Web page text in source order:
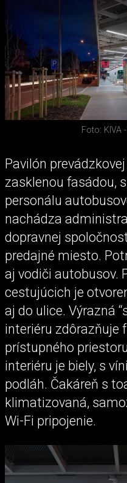
Foto: KIVA
Pavilón
zasklenou fasádou,
personálu
nachádza
dopravnej
predajné miesto.
aj vodiči autobusov.
cestujúcich je
aj do ulice. Výrazná
interiéru zdôrazňuje
prístupného
interiéru je biely, s
podláh. Čakáreň s
klimatizovaná,
Wi-Fi pripojenie.